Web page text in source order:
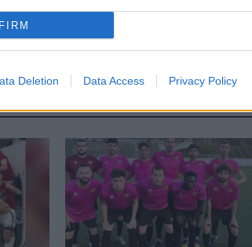
Deletion Data Access Privacy Policy